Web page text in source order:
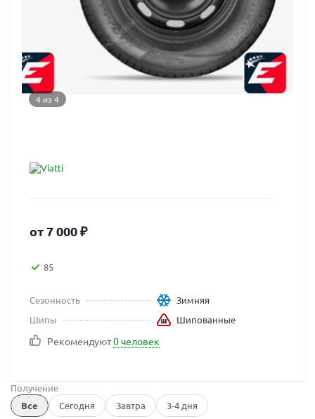
4 из 4
от7 000₽
85
Сезонность
Зимняя
Шипы
Шипованные
Рекомендуют0 человек
Получение
Все
Сегодня Завтра 3-4 дня